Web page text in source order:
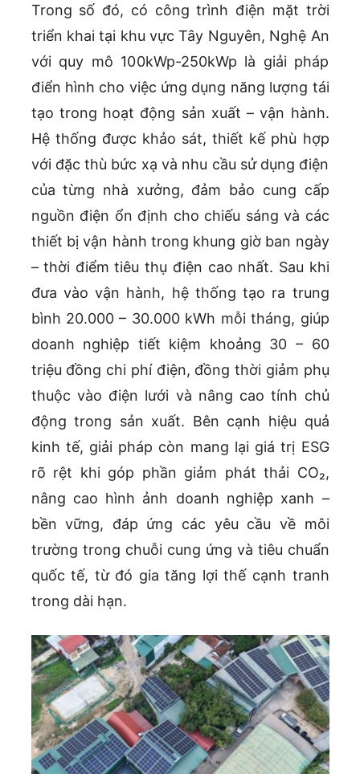
Trong số đó, có công trình điện mặt trời
triển khai tại khu vực Tây Nguyên, Nghệ An
với quy mô 100kWp-250kWp là giải pháp
điển hình cho việc ứng dụng năng lượng tái
tạo trong hoạt động sản xuất – vận hành.
Hệ thống được khảo sát, thiết kế phù hợp
với đặc thù bức xạ và nhu cầu sử dụng điện
của từng nhà xưởng, đảm bảo cung cấp
nguồn điện ổn định cho chiếu sáng và các
thiết bị vận hành trong khung giờ ban ngày
– thời điểm tiêu thụ điện cao nhất. Sau khi
đưa vào vận hành, hệ thống tạo ra trung
bình 20.000 – 30.000 kWh mỗi tháng, giúp
doanh nghiệp tiết kiệm khoảng 30 – 60
triệu đồng chi phí điện, đồng thời giảm phụ
thuộc vào điện lưới và nâng cao tính chủ
động trong sản xuất. Bên cạnh hiệu quả
kinh tế, giải pháp còn mang lại giá trị ESG
rõ rệt khi góp phần giảm phát thải CO₂,
nâng cao hình ảnh doanh nghiệp xanh –
bền vững, đáp ứng các yêu cầu về môi
trường trong chuỗi cung ứng và tiêu chuẩn
quốc tế, từ đó gia tăng lợi thế cạnh tranh
trong dài hạn.